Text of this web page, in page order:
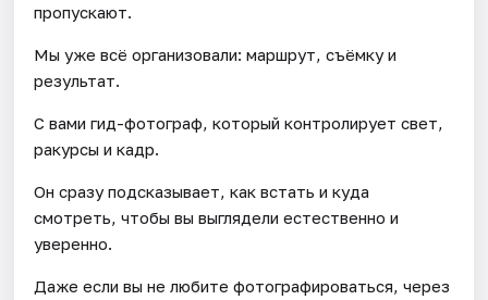
пропускают.
Мы уже всё организовали: маршрут, съёмку и
результат.
С вами гид-фотограф, который контролирует свет,
ракурсы и кадр.
Он сразу подсказывает, как встать и куда
смотреть, чтобы вы выглядели естественно и
уверенно.
Даже если вы не любите фотографироваться, через